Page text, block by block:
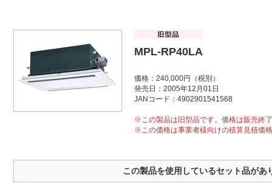
MPL-RP40LA
価格：240,000円（税別）
発売日：2005年12月01日
JANコード：4902901541568
※この製品は旧型品です。価格は販売終
※この価格は事業者様向けの積算見積価
この製品を使用しているセット品があ